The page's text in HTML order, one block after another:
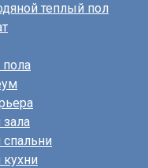
теплый пол